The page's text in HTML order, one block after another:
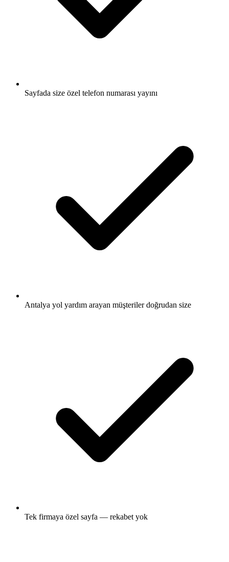
Sayfada size özel telefon numarası yayını
Antalya yol yardım arayan müşteriler doğrudan size
Tek firmaya özel sayfa — rekabet yok